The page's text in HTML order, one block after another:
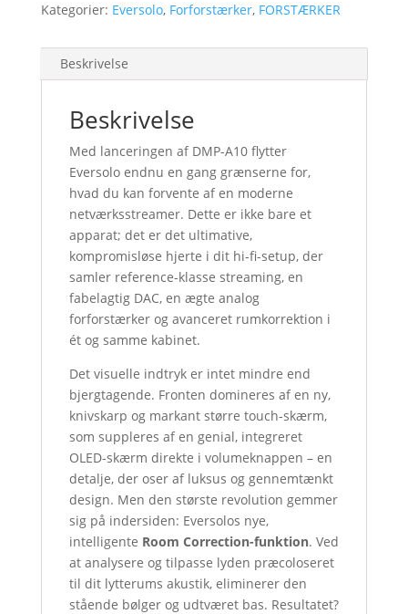
Kategorier: Eversolo, Forforstærker, FORSTÆRKER
Beskrivelse
Beskrivelse
Med lanceringen af DMP-A10 flytter
Eversolo endnu en gang grænserne for,
hvad du kan forvente af en moderne
netværksstreamer. Dette er ikke bare et
apparat; det er det ultimative,
kompromisløse hjerte i dit hi-fi-setup, der
samler reference-klasse streaming, en
fabelagtig DAC, en ægte analog
forforstærker og avanceret rumkorrektion i
ét og samme kabinet.
Det visuelle indtryk er intet mindre end
bjergtagende. Fronten domineres af en ny,
knivskarp og markant større touch-skærm,
som suppleres af en genial, integreret
OLED-skærm direkte i volumeknappen – en
detalje, der oser af luksus og gennemtænkt
design. Men den største revolution gemmer
sig på indersiden: Eversolos nye,
intelligente Room Correction-funktion. Ved
at analysere og tilpasse lyden præcoloseret
til dit lytterums akustik, eliminerer den
stående bølger og udtværet bas. Resultatet?